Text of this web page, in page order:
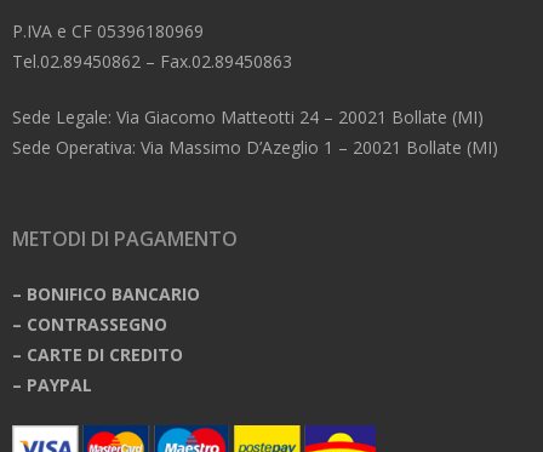
P.IVA e CF 05396180969
Tel.02.89450862 – Fax.02.89450863
Sede Legale: Via Giacomo Matteotti 24 – 20021 Bollate (MI)
Sede Operativa: Via Massimo D’Azeglio 1 – 20021 Bollate (MI)
METODI DI PAGAMENTO
– BONIFICO BANCARIO
– CONTRASSEGNO
– CARTE DI CREDITO
– PAYPAL